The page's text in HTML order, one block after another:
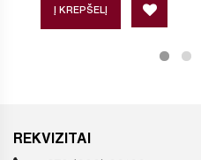
Į KREPŠELĮ
REKVIZITAI